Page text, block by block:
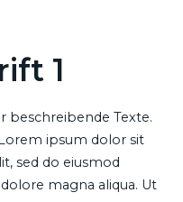
1
beschreibende Texte.
ipsum dolor sit
sed do eiusmod
magna aliqua. Ut